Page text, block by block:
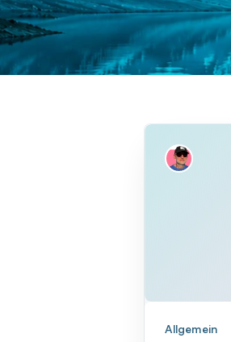
Allgemein